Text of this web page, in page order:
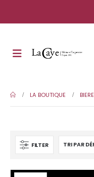
LA BOUTIQUE BIERE
FILTER